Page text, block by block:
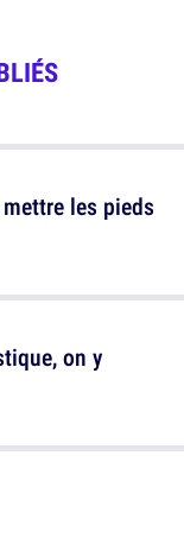
les pieds
on y